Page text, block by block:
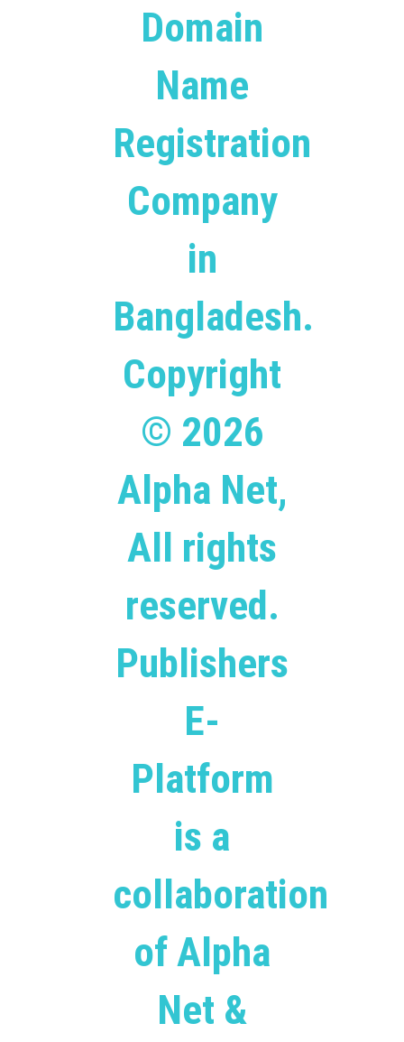
Domain
Name
Registration
Company
in
Bangladesh.
Copyright
© 2026
Alpha Net,
All rights
reserved.
Publishers
E-
Platform
is a
collaboration
of Alpha
Net &